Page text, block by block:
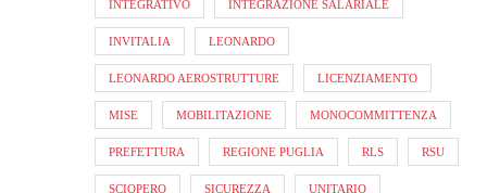
INTEGRATIVO INTEGRAZIONE SALARIALE
INVITALIA LEONARDO
LEONARDO AEROSTRUTTURE LICENZIAMENTO
MISE MOBILITAZIONE MONOCOMMITTENZA
PREFETTURA REGIONE PUGLIA RLS RSU
SCIOPERO SICUREZZA UNITARIO